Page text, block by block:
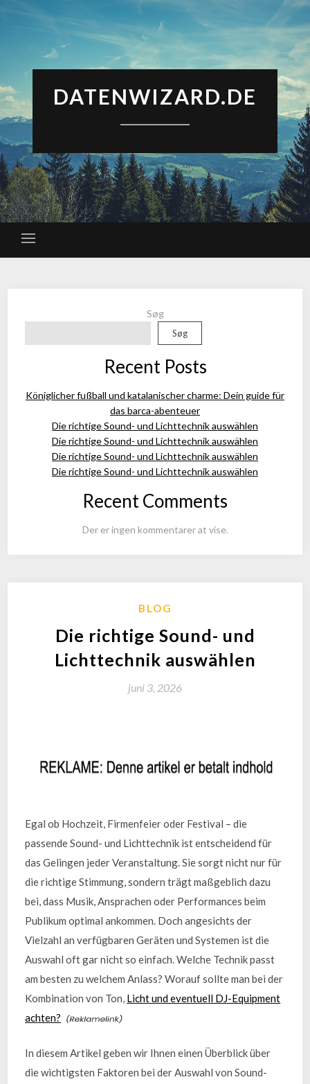
DATENWIZARD.DE
Søg
Søg
Recent Posts
Königlicher fußball und katalanischer charme: Dein guide für
das barca-abenteuer
Die richtige Sound- und Lichttechnik auswählen
Die richtige Sound- und Lichttechnik auswählen
Die richtige Sound- und Lichttechnik auswählen
Die richtige Sound- und Lichttechnik auswählen
Recent Comments
Der er ingen kommentarer at vise.
BLOG
Die richtige Sound- und
Lichttechnik auswählen
juni 3, 2026
Egal ob Hochzeit, Firmenfeier oder Festival – die
passende Sound- und Lichttechnik ist entscheidend für
das Gelingen jeder Veranstaltung. Sie sorgt nicht nur für
die richtige Stimmung, sondern trägt maßgeblich dazu
bei, dass Musik, Ansprachen oder Performances beim
Publikum optimal ankommen. Doch angesichts der
Vielzahl an verfügbaren Geräten und Systemen ist die
Auswahl oft gar nicht so einfach. Welche Technik passt
am besten zu welchem Anlass? Worauf sollte man bei der
Kombination von Ton, Licht und eventuell DJ-Equipment
achten?
In diesem Artikel geben wir Ihnen einen Überblick über
die wichtigsten Faktoren bei der Auswahl von Sound-